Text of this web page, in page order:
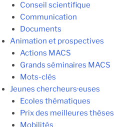
Conseil scientifique
Communication
Documents
Animation et prospectives
Actions MACS
Grands séminaires MACS
Mots-clés
Jeunes chercheurs·euses
Ecoles thématiques
Prix des meilleures thèses
Mobilités